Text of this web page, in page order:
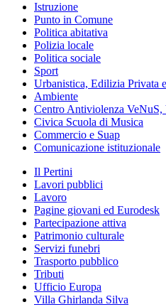
Istruzione
Punto in Comune
Politica abitativa
Polizia locale
Politica sociale
Sport
Urbanistica, Edilizia Privata
Ambiente
Centro Antiviolenza VeNuS,
Civica Scuola di Musica
Commercio e Suap
Comunicazione istituzionale
Il Pertini
Lavori pubblici
Lavoro
Pagine giovani ed Eurodesk
Partecipazione attiva
Patrimonio culturale
Servizi funebri
Trasporto pubblico
Tributi
Ufficio Europa
Villa Ghirlanda Silva